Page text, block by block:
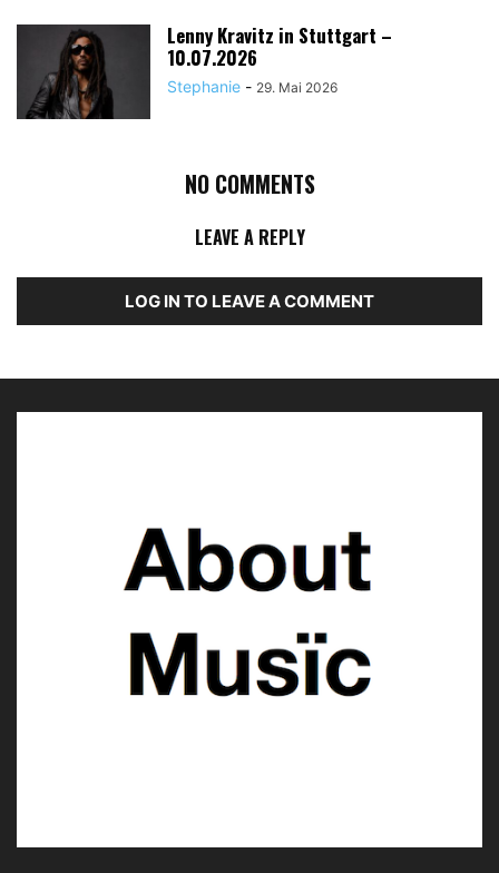
Lenny Kravitz in Stuttgart –
10.07.2026
Stephanie - 29. Mai 2026
NO COMMENTS
LEAVE A REPLY
LOG IN TO LEAVE A COMMENT